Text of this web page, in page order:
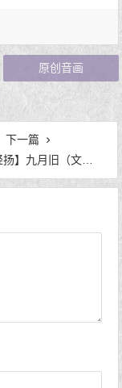
原创音画
下一篇
月旧（文：云水幽梦 致：墨渡）